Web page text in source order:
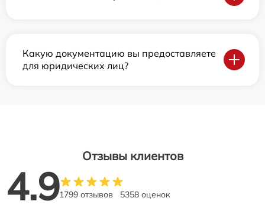
Какую документацию вы предоставляете
для юридических лиц?
Отзывы клиентов
4.91799 отзывов 5358 оценок